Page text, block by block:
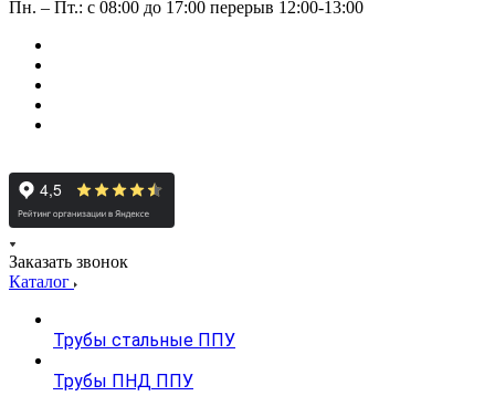
Пн. – Пт.: с 08:00 до 17:00 перерыв 12:00-13:00
Заказать звонок
Каталог
Трубы стальные ППУ
Трубы ПНД ППУ